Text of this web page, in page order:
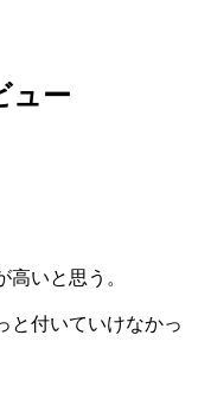
ュー
いと思う。
と付いていけなかっ